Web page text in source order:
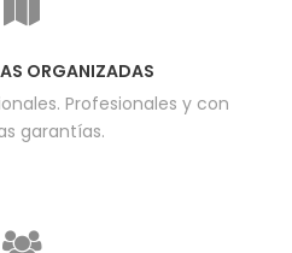
ORGANIZADAS
Profesionales y con
garantías.